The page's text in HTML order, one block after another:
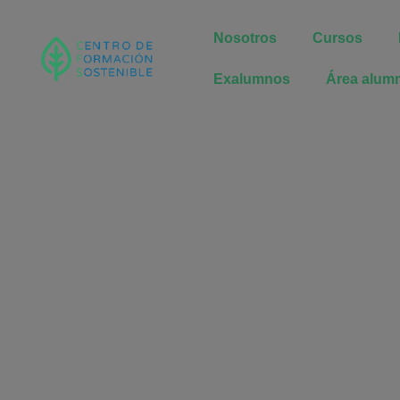
Nosotros Cursos
Exalumnos Área